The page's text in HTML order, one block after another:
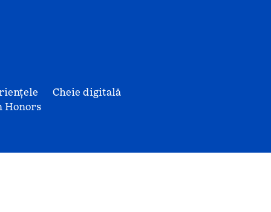
Honors
Cheie digitală